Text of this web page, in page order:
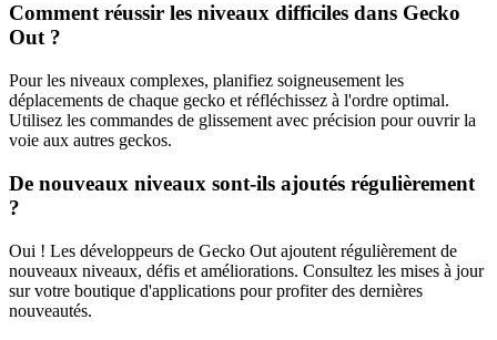
Comment réussir les niveaux difficiles dans Gecko
Out ?
Pour les niveaux complexes, planifiez soigneusement les
déplacements de chaque gecko et réfléchissez à l'ordre optimal.
Utilisez les commandes de glissement avec précision pour ouvrir la
voie aux autres geckos.
De nouveaux niveaux sont-ils ajoutés régulièrement
?
Oui ! Les développeurs de Gecko Out ajoutent régulièrement de
nouveaux niveaux, défis et améliorations. Consultez les mises à jour
sur votre boutique d'applications pour profiter des dernières
nouveautés.